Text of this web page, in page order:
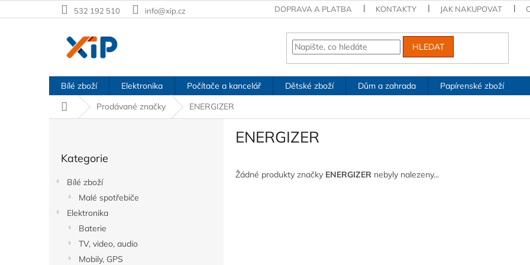
na
532 192 510 info@xip.cz DOPRAVA A PLATBA KONTAKTY JAK NAKUPOVAT
HLEDAT
Bílé zboží Elektronika Počítače a kancelář Dětské zboží Dům a zahrada
Papírenské zboží
Domů
Prodávané značky ENERGIZER
kategorie
Kategorie
Bílé zboží
Malé spotřebiče
Elektronika
Baterie
TV, video, audio
Mobily, GPS
ENERGIZER
Žádné produkty značky ENERGIZER nebyly nalezeny...